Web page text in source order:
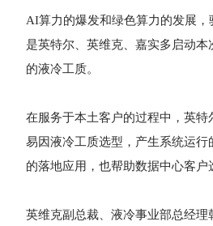
AI算力的爆发和绿色算力的发展
是英特尔、英维克、嘉实多启动
的液冷工质。
在服务于本土客户的过程中，英
易因液冷工质选型，产生系统运
的落地应用，也帮助数据中心客
英维克副总裁、液冷事业部总经